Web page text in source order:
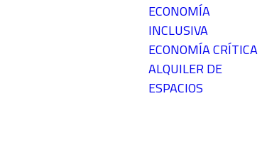
ECONOMÍA
INCLUSIVA
ECONOMÍA CRÍTICA
ALQUILER DE
ESPACIOS